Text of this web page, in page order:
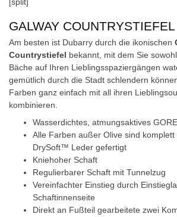
[split]
GALWAY COUNTRYSTIEFEL
Am besten ist Dubarry durch die ikonischen
Countrystiefel bekannt, mit dem Sie
Bäche auf Ihren Lieblingsspaziergängen
gemütlich durch die Stadt schlendern
Farben ganz einfach mit all ihren
kombinieren.
Wasserdichtes, atmungsaktives
Alle Farben außer Olive sind komplett
DrySoft™ Leder gefertigt
Kniehoher Schaft
Regulierbarer Schaft mit Tunnelzug
Vereinfachter Einstieg durch
Schaftinnenseite
Direkt an Fußteil gearbeitete zwei